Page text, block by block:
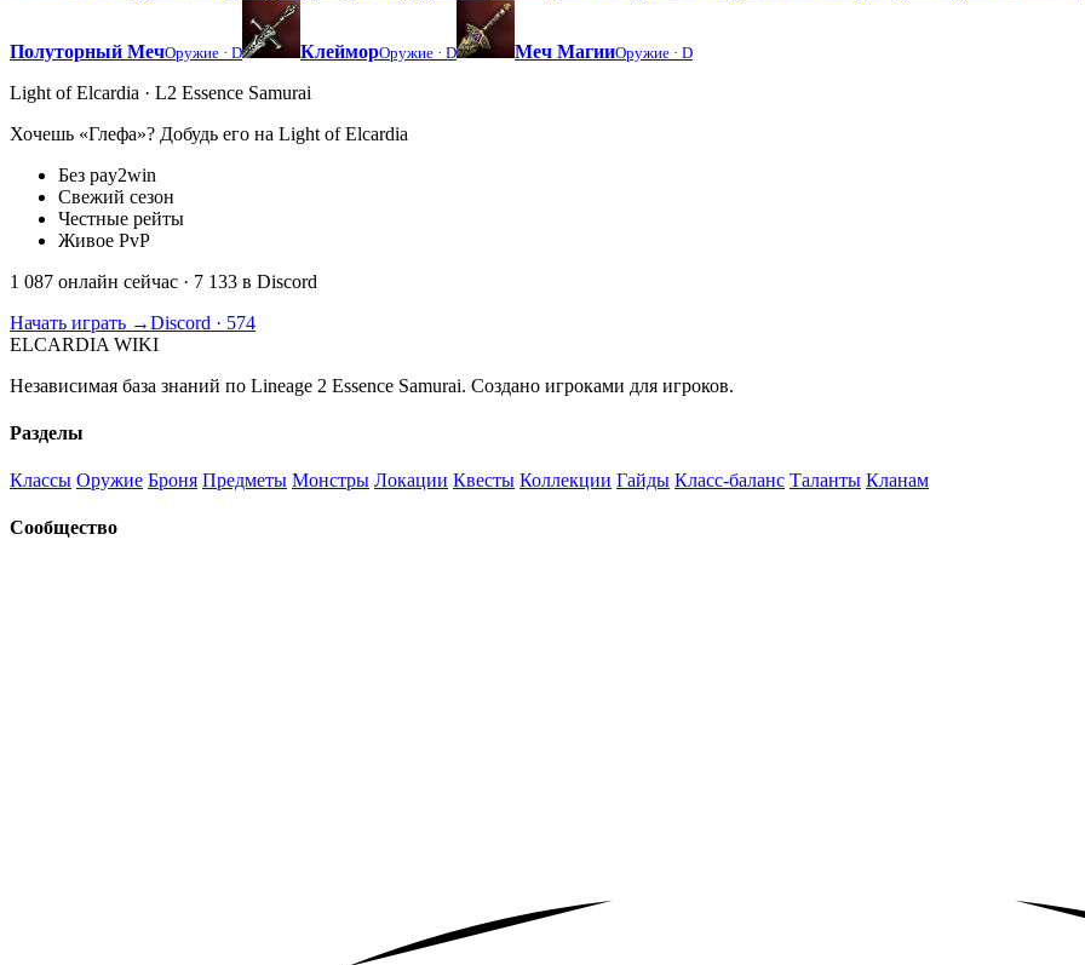
Полуторный МечОружие · D КлейморОружие · D Меч МагииОружие · D
Light of Elcardia · L2 Essence Samurai
Хочешь «Глефа»? Добудь его на Light of Elcardia
Без pay2win
Свежий сезон
Честные рейты
Живое PvP
1 087 онлайн сейчас · 7 133 в Discord
Начать играть →Discord · 574
ELCARDIA WIKI
Независимая база знаний по Lineage 2 Essence Samurai. Создано игроками для игроков.
Разделы
Классы Оружие Броня Предметы Монстры Локации Квесты Коллекции Гайды Класс-баланс Таланты Кланам
Сообщество